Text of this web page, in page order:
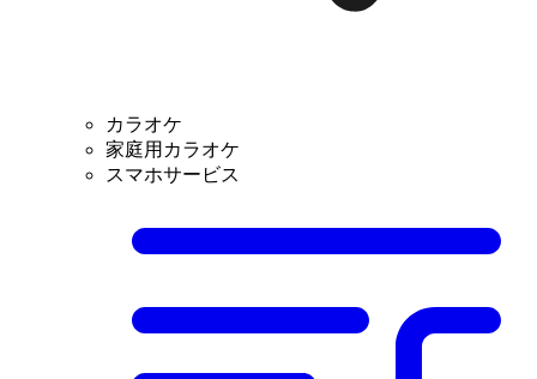
カラオケ
家庭用カラオケ
スマホサービス